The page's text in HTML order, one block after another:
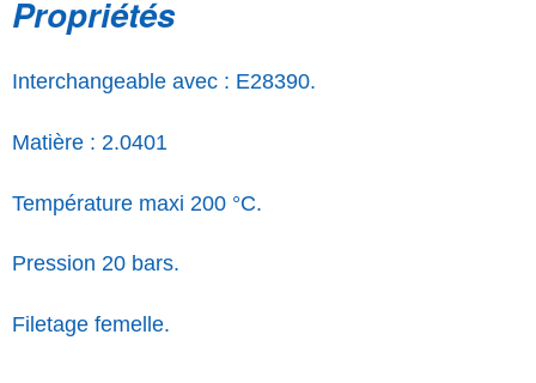
Propriétés
Interchangeable avec : E28390.
Matière : 2.0401
Température maxi 200 °C.
Pression 20 bars.
Filetage femelle.